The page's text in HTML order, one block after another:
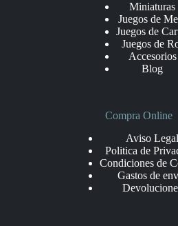
Miniaturas
Juegos de
Juegos de
Juegos de
Accesorios
Blog
Compra Online
Aviso Legal
Politica de
Condiciones de
Gastos de